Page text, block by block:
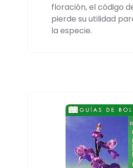
floración, el código
pierde su utilidad
la especie.